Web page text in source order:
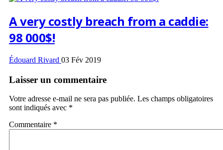
A very costly breach from a caddie:
98 000$!
Édouard Rivard 03 Fév 2019
Laisser un commentaire
Votre adresse e-mail ne sera pas publiée. Les champs obligatoires
sont indiqués avec *
Commentaire *